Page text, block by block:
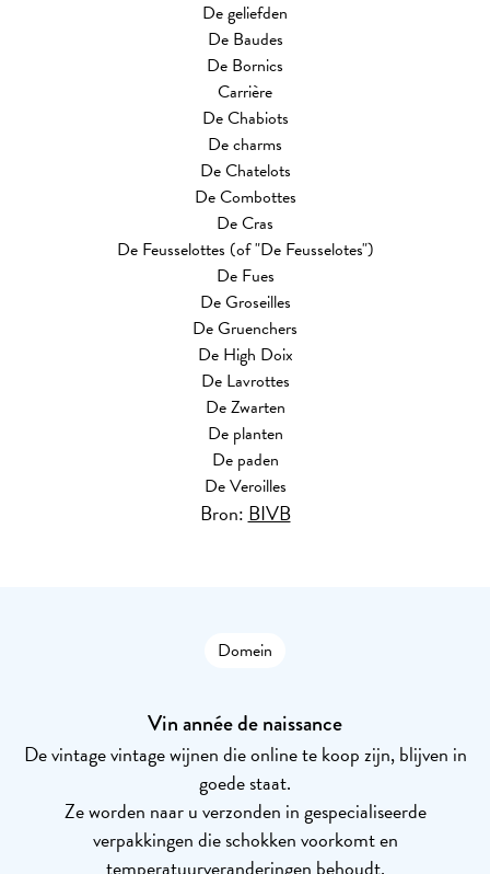
De geliefden
De Baudes
De Bornics
Carrière
De Chabiots
De charms
De Chatelots
De Combottes
De Cras
De Feusselottes (of "De Feusselotes")
De Fues
De Groseilles
De Gruenchers
De High Doix
De Lavrottes
De Zwarten
De planten
De paden
De Veroilles
Bron:BIVB
Domein
Vin année de naissance
De vintage vintage wijnen die online te koop zijn, blijven in
goede staat.
Ze worden naar u verzonden in gespecialiseerde
verpakkingen die schokken voorkomt en